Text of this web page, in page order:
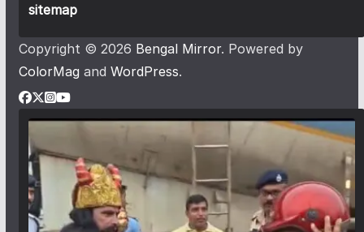
sitemap
Copyright © 2026 Bengal Mirror. Powered by
ColorMag and WordPress.